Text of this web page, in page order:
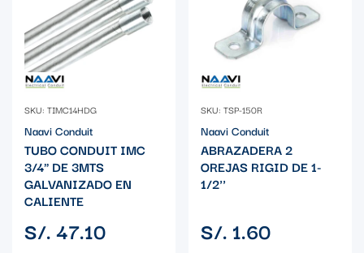
SKU: TIMC14HDG
Naavi Conduit
TUBO CONDUIT IMC
3/4" DE 3MTS
GALVANIZADO EN
CALIENTE
Precio
regular
S/. 47.10
SKU: TSP-150R
Naavi Conduit
ABRAZADERA 2
OREJAS RIGID DE 1-
1/2''
Precio
regular
S/. 1.60